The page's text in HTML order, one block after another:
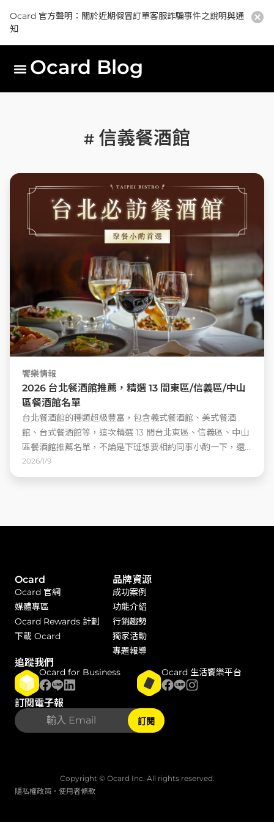
Ocard 官方聲明：關於近期假冒訂單客服詐騙事件之說明與通
知
Ocard Blog
# 信義餐酒館
饗樂情報
2026 台北餐酒館推薦，精選 13 間東區/信義區/中山
區餐酒館名單
台北餐酒館的種類超級豐富，包含義式餐酒館、美式餐酒
館、台式餐酒館等，這次精選 13 間台北東區、信義區、中山
區餐酒館推薦名單，不論是下班想要相約同事小酌一下，還
是假日想要找朋友一起微醺，都可以在這篇文章中找到適合
的台北餐酒館餐廳！
2026/1/9
Ocard
Ocard 官網
媒體專區
Ocard Rewards 計劃
下載 Ocard
品牌資源
成功案例
功能介紹
行銷趨勢
獨家活動
專題報導
追蹤我們
Ocard for Business Ocard 生活饗樂平台
訂閱電子報
訂閱
Copyright © Ocard Inc. All rights reserved.
隱私權政策 ・ 使用者條款